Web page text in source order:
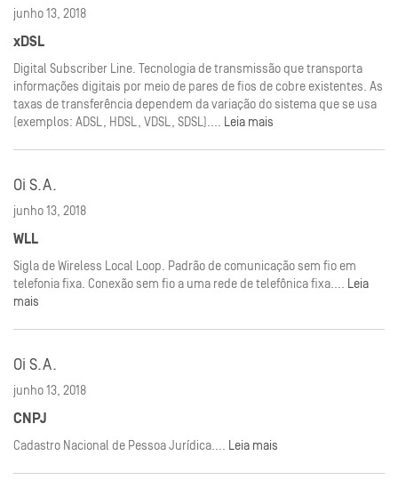
junho 13, 2018
xDSL
Digital Subscriber Line. Tecnologia de transmissão que transporta
informações digitais por meio de pares de fios de cobre existentes. As
taxas de transferência dependem da variação do sistema que se usa
(exemplos: ADSL, HDSL, VDSL, SDSL).... Leia mais
Oi S.A.
junho 13, 2018
WLL
Sigla de Wireless Local Loop. Padrão de comunicação sem fio em
telefonia fixa. Conexão sem fio a uma rede de telefônica fixa.... Leia
mais
Oi S.A.
junho 13, 2018
CNPJ
Cadastro Nacional de Pessoa Jurídica.... Leia mais